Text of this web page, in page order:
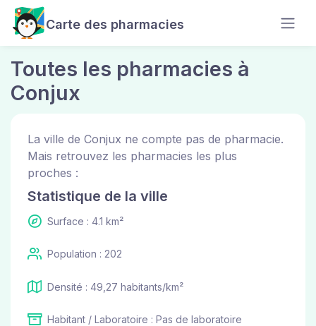
Carte des pharmacies
Toutes les pharmacies à
Conjux
La ville de Conjux ne compte pas de pharmacie.
Mais retrouvez les pharmacies les plus
proches :
Statistique de la ville
Surface : 4.1 km²
Population : 202
Densité : 49,27 habitants/km²
Habitant / Laboratoire : Pas de laboratoire